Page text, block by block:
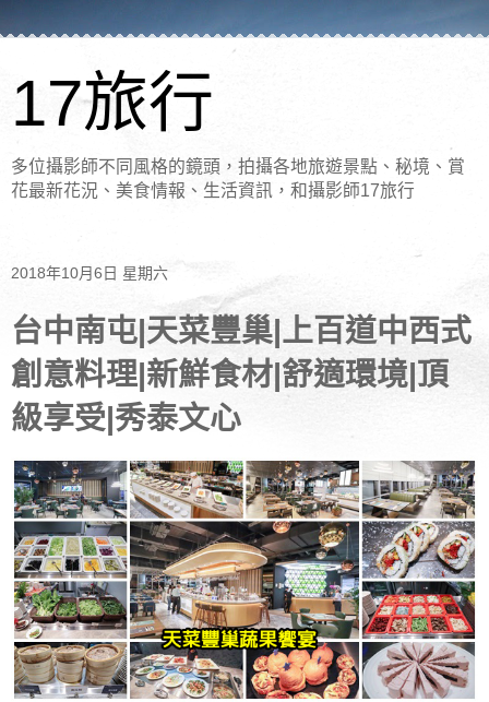
17旅行
多位攝影師不同風格的鏡頭，拍攝各地旅遊景點、秘境、賞
花最新花況、美食情報、生活資訊，和攝影師17旅行
2018年10月6日 星期六
台中南屯|天菜豐巢|上百道中西式
創意料理|新鮮食材|舒適環境|頂
級享受|秀泰文心